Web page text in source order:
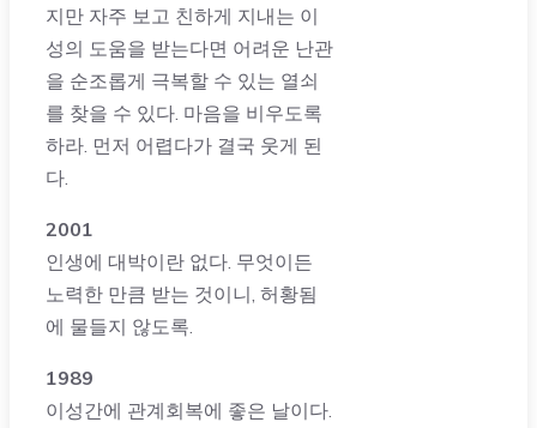
지만 자주 보고 친하게 지내는 이
성의 도움을 받는다면 어려운 난관
을 순조롭게 극복할 수 있는 열쇠
를 찾을 수 있다. 마음을 비우도록
하라. 먼저 어렵다가 결국 웃게 된
다.
2001
인생에 대박이란 없다. 무엇이든
노력한 만큼 받는 것이니, 허황됨
에 물들지 않도록.
1989
이성간에 관계회복에 좋은 날이다.